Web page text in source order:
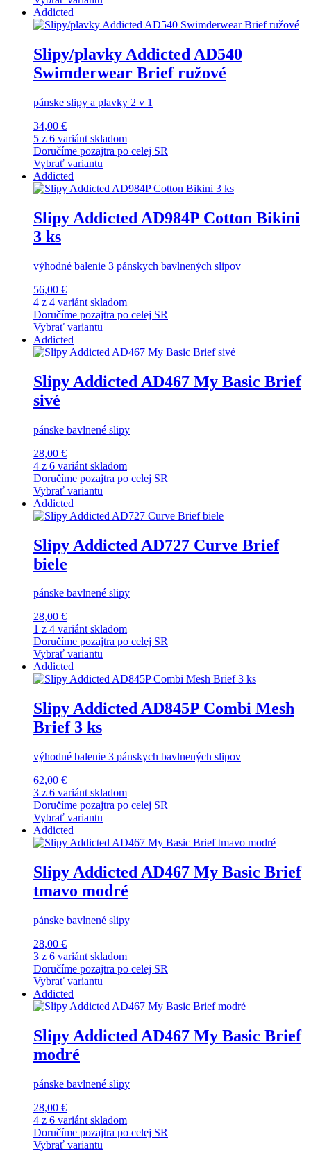
Addicted
Slipy/plavky Addicted AD540
Swimderwear Brief ružové
pánske slipy a plavky 2 v 1
34,00 €
5 z 6 variánt skladom
Doručíme pozajtra po celej SR
Vybrať variantu
Addicted
Slipy Addicted AD984P Cotton Bikini
3 ks
výhodné balenie 3 pánskych bavlnených slipov
56,00 €
4 z 4 variánt skladom
Doručíme pozajtra po celej SR
Vybrať variantu
Addicted
Slipy Addicted AD467 My Basic Brief
sivé
pánske bavlnené slipy
28,00 €
4 z 6 variánt skladom
Doručíme pozajtra po celej SR
Vybrať variantu
Addicted
Slipy Addicted AD727 Curve Brief
biele
pánske bavlnené slipy
28,00 €
1 z 4 variánt skladom
Doručíme pozajtra po celej SR
Vybrať variantu
Addicted
Slipy Addicted AD845P Combi Mesh
Brief 3 ks
výhodné balenie 3 pánskych bavlnených slipov
62,00 €
3 z 6 variánt skladom
Doručíme pozajtra po celej SR
Vybrať variantu
Addicted
Slipy Addicted AD467 My Basic Brief
tmavo modré
pánske bavlnené slipy
28,00 €
3 z 6 variánt skladom
Doručíme pozajtra po celej SR
Vybrať variantu
Addicted
Slipy Addicted AD467 My Basic Brief
modré
pánske bavlnené slipy
28,00 €
4 z 6 variánt skladom
Doručíme pozajtra po celej SR
Vybrať variantu